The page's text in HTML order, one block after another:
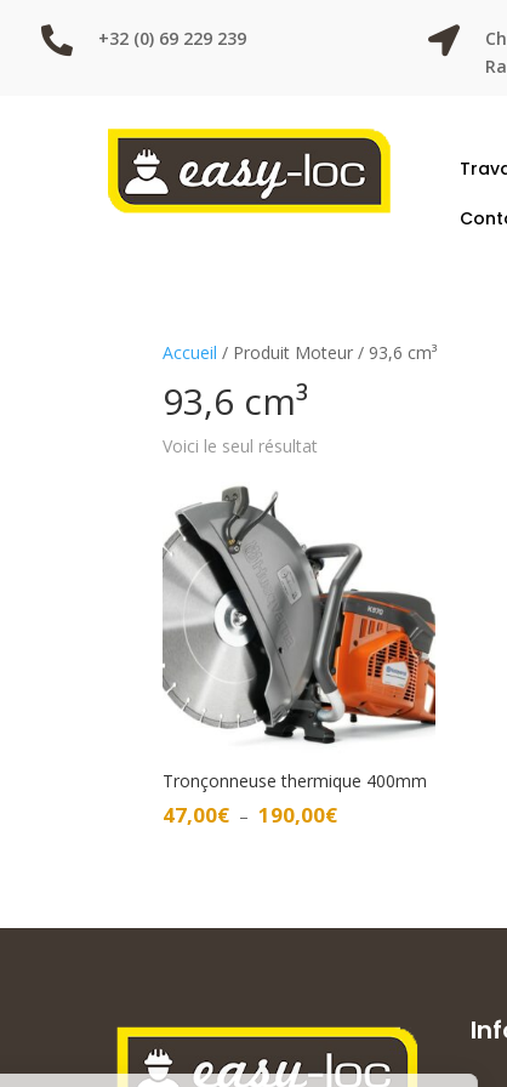
 +32 (0) 69 229 239 
Accueil / Produit Moteur / 93,6 cm³
93,6 cm³
Voici le seul résultat
Tronçonneuse thermique 400mm
47,00€ – 190,00€Plage
à